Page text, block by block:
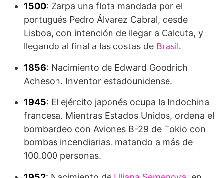
1500: Zarpa una flota mandada por el
portugués Pedro Álvarez Cabral, desde
Lisboa, con intención de llegar a Calcuta, y
llegando al final a las costas de Brasil.
1856: Nacimiento de Edward Goodrich
Acheson. Inventor estadounidense.
1945: El ejército japonés ocupa la Indochina
francesa. Mientras Estados Unidos, ordena el
bombardeo con Aviones B-29 de Tokio con
bombas incendiarias, matando a más de
100.000 personas.